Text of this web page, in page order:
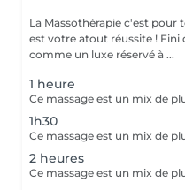
La Massothérapie c'est pour
est votre atout réussite ! Fini de considérer l'entretien physique
comme un luxe réservé à ...
1 heure
1h30
2 heures